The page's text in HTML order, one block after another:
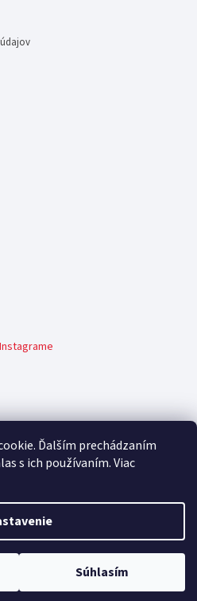
Ďalším prechádzaním
s ich používaním. Viac
Súhlasím